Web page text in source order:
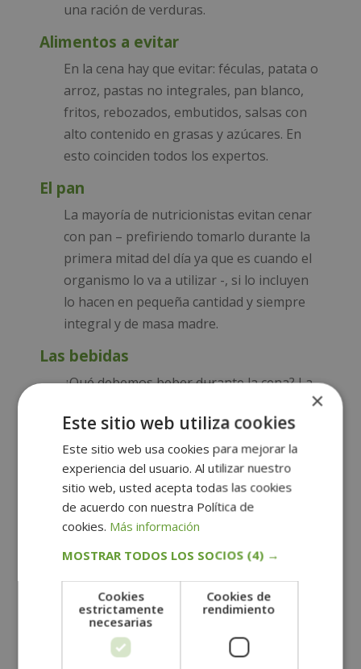
una ración de verduras.
Alimentos a evitar
En la cena hay que evitar: féculas, patata o
arroz, pastas no integrales, pan blanco,
fritos, rebozados, embutidos, salsas con
alto contenido en grasas y azúcares. En
esto coinciden todos los expertos.
El pan
La mayoría de nutricionistas evitan cenar
con pan – prefiriendo tomarlo durante la
primera mitad del día ya que es cuando el
organismo lo va a utilizar -, si lo incluyen
lo hacen en pequeña cantidad y siempre
integral y de masa madre.
Las bebidas
¿Qué debemos beber durante la cena? La
respuesta es agua. Aunque la nutricionista
Laura Parada recomienda beberla en
pequeñas cantidades durante las comidas,
ya que los grandes volúmenes de líquidos
retrasan la digestión. Otra opción puede
ser una copa de vino, una cerveza de
forma puntual o infusiones frías o
calientes.
El postre perfecto
Si te apetece un postre, lo más
recomendable es incluir fruta fresca,
frutos secos, un lácteo desnatado o
×
Este sitio web utiliza cookies
Este sitio web usa cookies para mejorar la
experiencia del usuario. Al utilizar nuestro
sitio web, usted acepta todas las cookies
de acuerdo con nuestra Política de
cookies. Más información
MOSTRAR TODOS LOS SOCIOS (4) →
Cookies
estrictamente
necesarias
Cookies de
rendimiento